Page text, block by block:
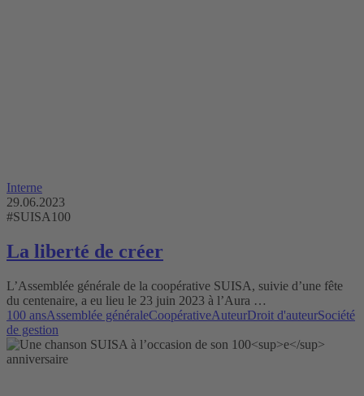
Interne
29.06.2023
#SUISA100
La liberté de créer
L’Assemblée générale de la coopérative SUISA, suivie d’une fête
du centenaire, a eu lieu le 23 juin 2023 à l’Aura …
100 ansAssemblée généraleCoopérativeAuteurDroit d'auteurSociété
de gestion